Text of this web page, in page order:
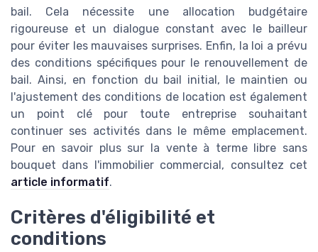
bail. Cela nécessite une allocation budgétaire
rigoureuse et un dialogue constant avec le bailleur
pour éviter les mauvaises surprises. Enfin, la loi a prévu
des conditions spécifiques pour le renouvellement de
bail. Ainsi, en fonction du bail initial, le maintien ou
l'ajustement des conditions de location est également
un point clé pour toute entreprise souhaitant
continuer ses activités dans le même emplacement.
Pour en savoir plus sur la vente à terme libre sans
bouquet dans l'immobilier commercial, consultez cet
article informatif.
Critères d'éligibilité et
conditions